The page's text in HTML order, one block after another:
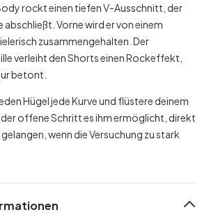
rockt einen tiefen V-Ausschnitt, der
Vorne wird er von einem
zusammengehalten. Der
verleiht den Shorts einen Rockeffekt,
betont.
Hügel jede Kurve und flüstere deinem
der offene Schritt es ihm ermöglicht, direkt
wenn die Versuchung zu stark